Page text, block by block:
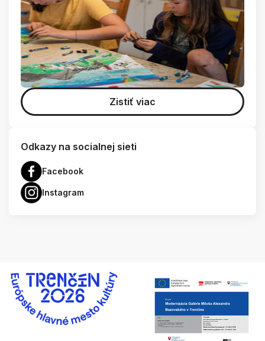
Zistiť viac
Odkazy na socialnej sieti
Facebook
Instagram